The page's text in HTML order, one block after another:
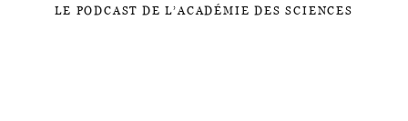
LE PODCAST DE L’ACADÉMIE DES SCIENCES